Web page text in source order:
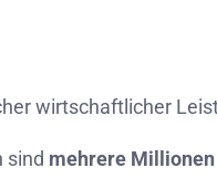
wirtschaftlicher
sind mehrere Millionen